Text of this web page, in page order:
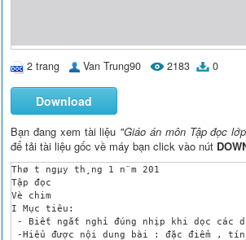
2 trang Van Trung90 2183 0
Download
Bạn đang xem tài liệu "Giáo án môn Tập đọc
để tải tài liệu gốc về máy bạn click vào nút
Thø t­ ngµy th¸ng 1 n¨m 201
Tập đọc
Vè chim
I Mục tiêu:
- Biết ngắt nghỉ đúng nhịp khi dọc các
-Hiểu được nội dung bài : đặc điểm ,